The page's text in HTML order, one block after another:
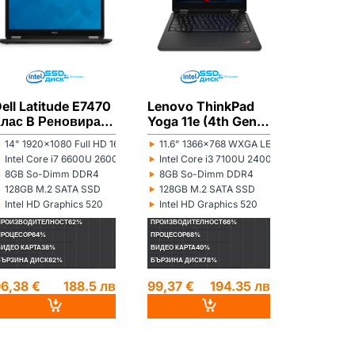
1100MHz 4MB
Latitude E7470
B Реновиран
14" 1920x1080 Full HD 16:9
Intel Core i7 6600U 2600MHz 4MB
памет:
8GB So-Dimm DDR4
диск:
128GB M.2 SATA SSD
Intel HD Graphics 520
62%
64%
КАРТА38%
ДИСК82%
€ 188.5 лв
Lenovo ThinkPad
Yoga 11e (4th Gen)
Клас А- Реновиран
лаптоп
‣
Монитор:
11.6" 1366x768 WXGA LED 16:9
‣
Процесор:
Intel Core i3 7100U 2400MHz 3MB
‣
Рам памет:
8GB So-Dimm DDR4
‣
Хард диск:
128GB M.2 SATA SSD
‣
Видеокарта:
Intel HD Graphics 520
ПРОИЗВОДИТЕЛНОСТ66%
ПРОЦЕСОР68%
ВИДЕО КАРТА40%
БЪРЗИНА ДИСК78%
99,37 € 194.35 лв